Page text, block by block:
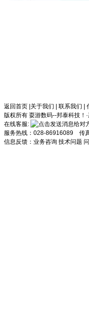
返回首页 关于我们 联系我们
版权所有 耍游数码--邦泰科技！·
在线客服:
服务热线：028-86916089 传
信息反馈： 业务咨询 技术问题